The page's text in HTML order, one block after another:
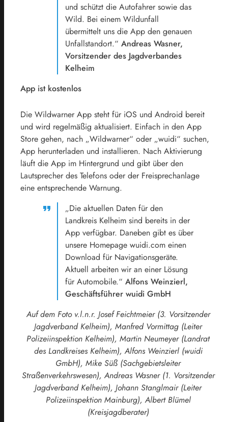
und schützt die Autofahrer sowie das
Wild. Bei einem Wildunfall
übermittelt uns die App den genauen
Unfallstandort.“ Andreas Wasner,
Vorsitzender des Jagdverbandes
Kelheim
App ist kostenlos
Die Wildwarner App steht für iOS und Android bereit
und wird regelmäßig aktualisiert. Einfach in den App
Store gehen, nach „Wildwarner“ oder „wuidi“ suchen,
App herunterladen und installieren. Nach Aktivierung
läuft die App im Hintergrund und gibt über den
Lautsprecher des Telefons oder der Freisprechanlage
eine entsprechende Warnung.
„Die aktuellen Daten für den
Landkreis Kelheim sind bereits in der
App verfügbar. Daneben gibt es über
unsere Homepage wuidi.com einen
Download für Navigationsgeräte.
Aktuell arbeiten wir an einer Lösung
für Automobile.“ Alfons Weinzierl,
Geschäftsführer wuidi GmbH
Auf dem Foto v.l.n.r. Josef Feichtmeier (3. Vorsitzender
Jagdverband Kelheim), Manfred Vormittag (Leiter
Polizeiinspektion Kelheim), Martin Neumeyer (Landrat
des Landkreises Kelheim), Alfons Weinzierl (wuidi
GmbH), Mike Süß (Sachgebietsleiter
Straßenverkehrswesen), Andreas Wasner (1. Vorsitzender
Jagdverband Kelheim), Johann Stanglmair (Leiter
Polizeiinspektion Mainburg), Albert Blümel
(Kreisjagdberater)